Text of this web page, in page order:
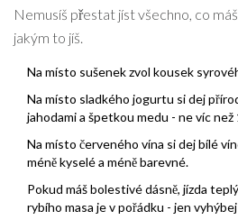
Nemusíš přestat jíst všechno, co
jakým to jíš.
Na místo sušenek zvol kousek
Na místo sladkého jogurtu si dej
jahodami a špetkou medu - ne víc než
Na místo červeného vína si dej bílé
méně kyselé a méně barevné.
Pokud máš bolestivé dásně, jízda
rybího masa je v pořádku - jen